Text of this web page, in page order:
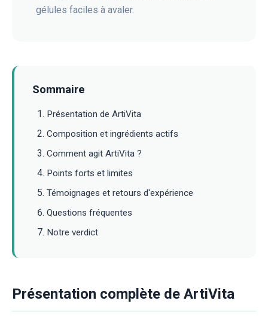
gélules faciles à avaler.
Sommaire
Présentation de ArtiVita
Composition et ingrédients actifs
Comment agit ArtiVita ?
Points forts et limites
Témoignages et retours d'expérience
Questions fréquentes
Notre verdict
Présentation complète de ArtiVita